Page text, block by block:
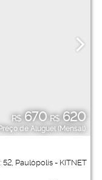
R$670 R$620
Preço de Aluguel (Mensal)
52, Paulópolis - KITNET